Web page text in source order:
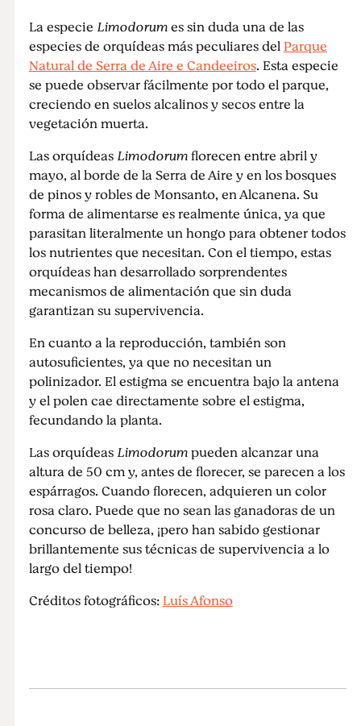
La especie Limodorumes sin duda una de las
especies de orquídeas más peculiares delParque
Natural de Serra de Aire e Candeeiros. Esta especie
se puede observar fácilmente por todo el parque,
creciendo en suelos alcalinos y secos entre la
vegetación muerta.
Las orquídeas Limodorumflorecen entre abril y
mayo, al borde de la Serra de Aire y en los bosques
de pinos y robles de Monsanto, en Alcanena. Su
forma de alimentarse es realmente única, ya que
parasitan literalmente un hongo para obtener todos
los nutrientes que necesitan. Con el tiempo, estas
orquídeas han desarrollado sorprendentes
mecanismos de alimentación que sin duda
garantizan su supervivencia.
En cuanto a la reproducción, también son
autosuficientes, ya que no necesitan un
polinizador. El estigma se encuentra bajo la antena
y el polen cae directamente sobre el estigma,
fecundando la planta.
Las orquídeas Limodorumpueden alcanzar una
altura de 50 cm y, antes de florecer, se parecen a los
espárragos. Cuando florecen, adquieren un color
rosa claro. Puede que no sean las ganadoras de un
concurso de belleza, ¡pero han sabido gestionar
brillantemente sus técnicas de supervivencia a lo
largo del tiempo!
Créditos fotográficos:Luís Afonso